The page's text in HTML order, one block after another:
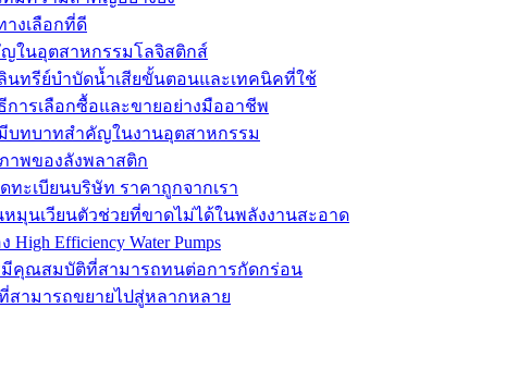
างเลือกที่ดี
ญในอุตสาหกรรมโลจิสติกส์
นทรีย์บำบัดน้ำเสียขั้นตอนและเทคนิคที่ใช้
การเลือกซื้อและขายอย่างมืออาชีพ
มีบทบาทสำคัญในงานอุตสาหกรรม
าพของลังพลาสติก
ะเบียนบริษัท ราคาถูกจากเรา
มุนเวียนตัวช่วยที่ขาดไม่ได้ในพลังงานสะอาด
Efficiency Water Pumps
มีคุณสมบัติที่สามารถทนต่อการกัดกร่อน
สามารถขยายไปสู่หลากหลาย